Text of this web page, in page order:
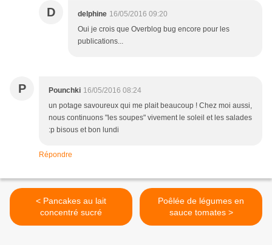
D delphine 16/05/2016 09:20
Oui je crois que Overblog bug encore pour les
publications...
P Pounchki 16/05/2016 08:24
un potage savoureux qui me plait beaucoup ! Chez moi aussi,
nous continuons "les soupes" vivement le soleil et les salades
:p bisous et bon lundi
Répondre
< Pancakes au lait
concentré sucré
Poêlée de légumes en
sauce tomates >